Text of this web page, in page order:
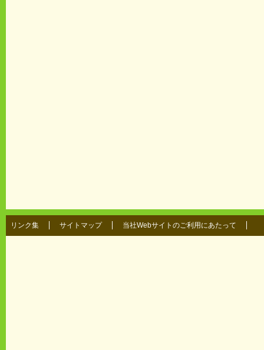
リンク集 サイトマップ 当社Webサイトのご利用にあたって